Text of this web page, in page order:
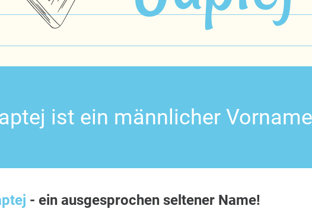
ist ein männlicher
- ein ausgesprochen seltener Name!